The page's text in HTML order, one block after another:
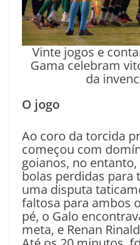
Vinte jogos e
Gama celebram
da
O jogo
Ao coro da torcida
começou com
goianos, no
bolas perdidas para
uma disputa
faltosa para ambos
pé, o Galo
meta, e Renan